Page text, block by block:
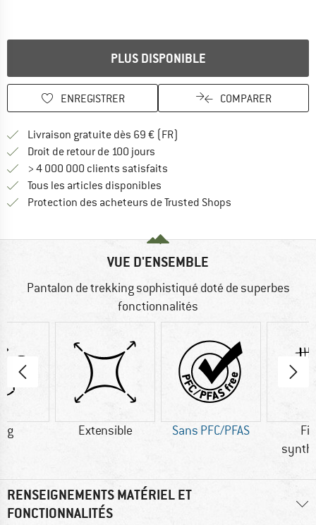
PLUS DISPONIBLE
ENREGISTRER COMPARER
Livraison gratuite dès 69 € (FR)
Droit de retour de 100 jours
> 4 000 000 clients satisfaits
Tous les articles disponibles
Protection des acheteurs de Trusted Shops
VUE D'ENSEMBLE
Pantalon de trekking sophistiqué doté de superbes
fonctionnalités
g Extensible Sans PFC/PFAS
RENSEIGNEMENTS MATÉRIEL ET
FONCTIONNALITÉS